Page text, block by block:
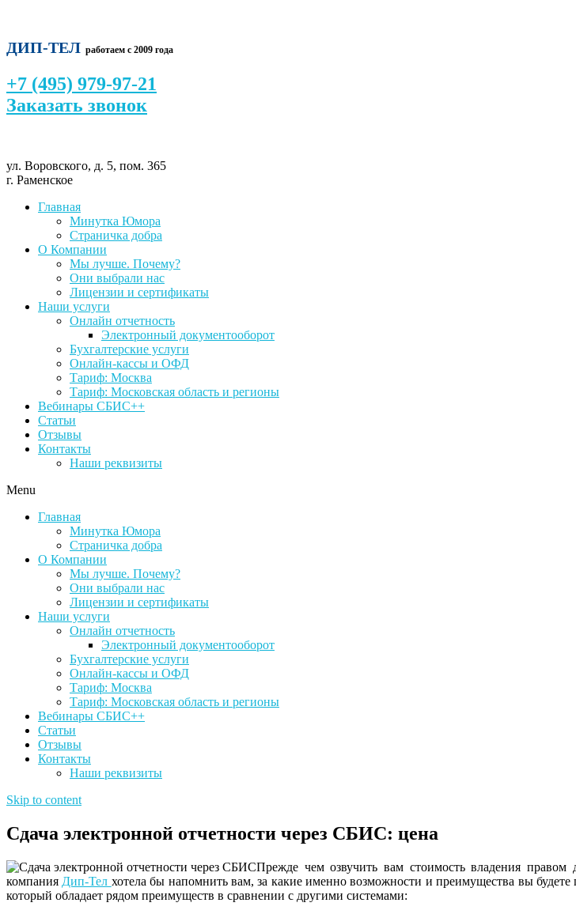
ДИП-ТЕЛ работаем с 2009 года
+7 (495) 979-97-21
Заказать звонок
ул. Воровского, д. 5, пом. 365
г. Раменское
Главная
Минутка Юмора
Страничка добра
О Компании
Мы лучше. Почему?
Они выбрали нас
Лицензии и сертификаты
Наши услуги
Онлайн отчетность
Электронный документооборот
Бухгалтерские услуги
Онлайн-кассы и ОФД
Тариф: Москва
Тариф: Московская область и регионы
Вебинары СБИС++
Статьи
Отзывы
Контакты
Наши реквизиты
Menu
Главная
Минутка Юмора
Страничка добра
О Компании
Мы лучше. Почему?
Они выбрали нас
Лицензии и сертификаты
Наши услуги
Онлайн отчетность
Электронный документооборот
Бухгалтерские услуги
Онлайн-кассы и ОФД
Тариф: Москва
Тариф: Московская область и регионы
Вебинары СБИС++
Статьи
Отзывы
Контакты
Наши реквизиты
Skip to content
Сдача электронной отчетности через СБИС: цена
Прежде чем озвучить вам стоимость владения
компания Дип-Тел хотела бы напомнить вам, за какие именно возможности и преимущества вы
который обладает рядом преимуществ в сравнении с другими системами: